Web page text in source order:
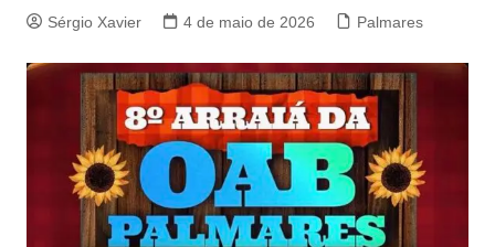
Sérgio Xavier 4 de maio de 2026 Palmares